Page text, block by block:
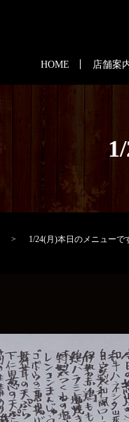
HOME 店舗案
1/24(月)本日のメニューです